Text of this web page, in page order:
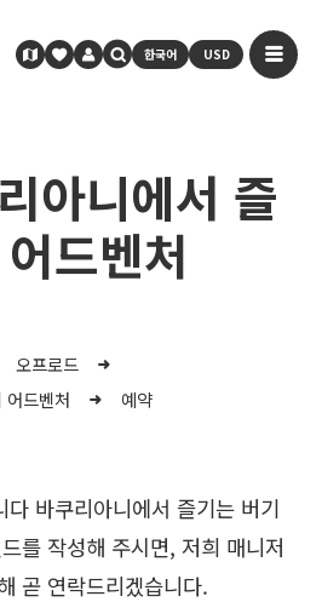
한국어 USD
아니에서 즐
드벤처
오프로드
어드벤처
예약
바쿠리아니에서 즐기는 버기
를 작성해 주시면, 저희 매니저
곧 연락드리겠습니다.